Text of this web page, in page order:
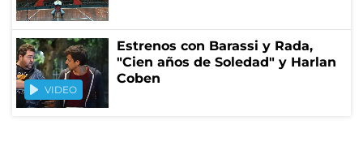
VIDEO
Estrenos con Barassi y Rada,
"Cien años de Soledad" y Harlan
Coben